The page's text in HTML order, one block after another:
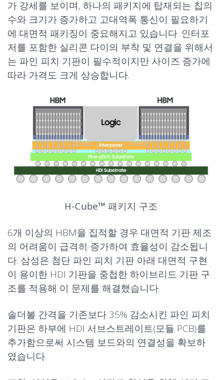
가 강세를 보이며, 하나의 패키지에 탑재되는 칩의
수와 크기가 증가하고 고대역폭 통신이 필요하기
에 대면적 패키징이 중요해지고 있습니다. 인터포
저를 포함한 실리콘 다이의 부착 및 연결을 위해서
는 파인 피치 기판이 필수적이지만 사이즈 증가에
따라 가격도 크게 상승합니다.
H-Cube™ 패키지 구조
6개 이상의 HBM을 집적할 경우 대면적 기판 제조
의 어려움이 급격히 증가하여 효율성이 감소됩니
다. 삼성은 첨단 파인 피치 기판 아래 대면적 구현
이 용이한 HDI 기판을 중첩한 하이브리드 기판 구
조를 적용해 이 문제를 해결했습니다.
솔더볼 간격을 기존보다 35% 감소시킨 파인 피치
기판은 하부에 HDI 서브스트레이트(모듈 PCB)를
추가함으로써 시스템 보드와의 연결성을 확보하
였습니다.